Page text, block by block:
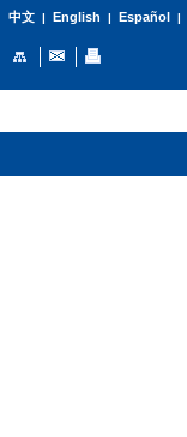
中文| English | Español |